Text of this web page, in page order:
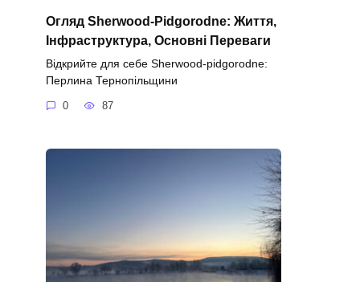
Огляд Sherwood-Pidgorodne: Життя,
Інфраструктура, Основні Переваги
Відкрийте для себе Sherwood-pidgorodne:
Перлина Тернопільщини
0 87